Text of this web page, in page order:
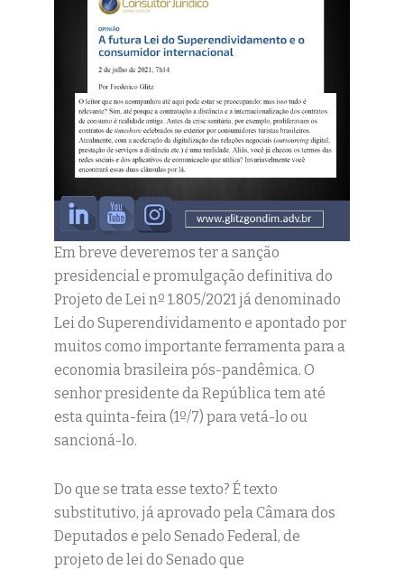
Em breve deveremos ter a sanção
presidencial e promulgação definitiva do
Projeto de Lei nº 1.805/2021 já denominado
Lei do Superendividamento e apontado por
muitos como importante ferramenta para a
economia brasileira pós-pandêmica. O
senhor presidente da República tem até
esta quinta-feira (1º/7) para vetá-lo ou
sancioná-lo.
Do que se trata esse texto? É texto
substitutivo, já aprovado pela Câmara dos
Deputados e pelo Senado Federal, de
projeto de lei do Senado que